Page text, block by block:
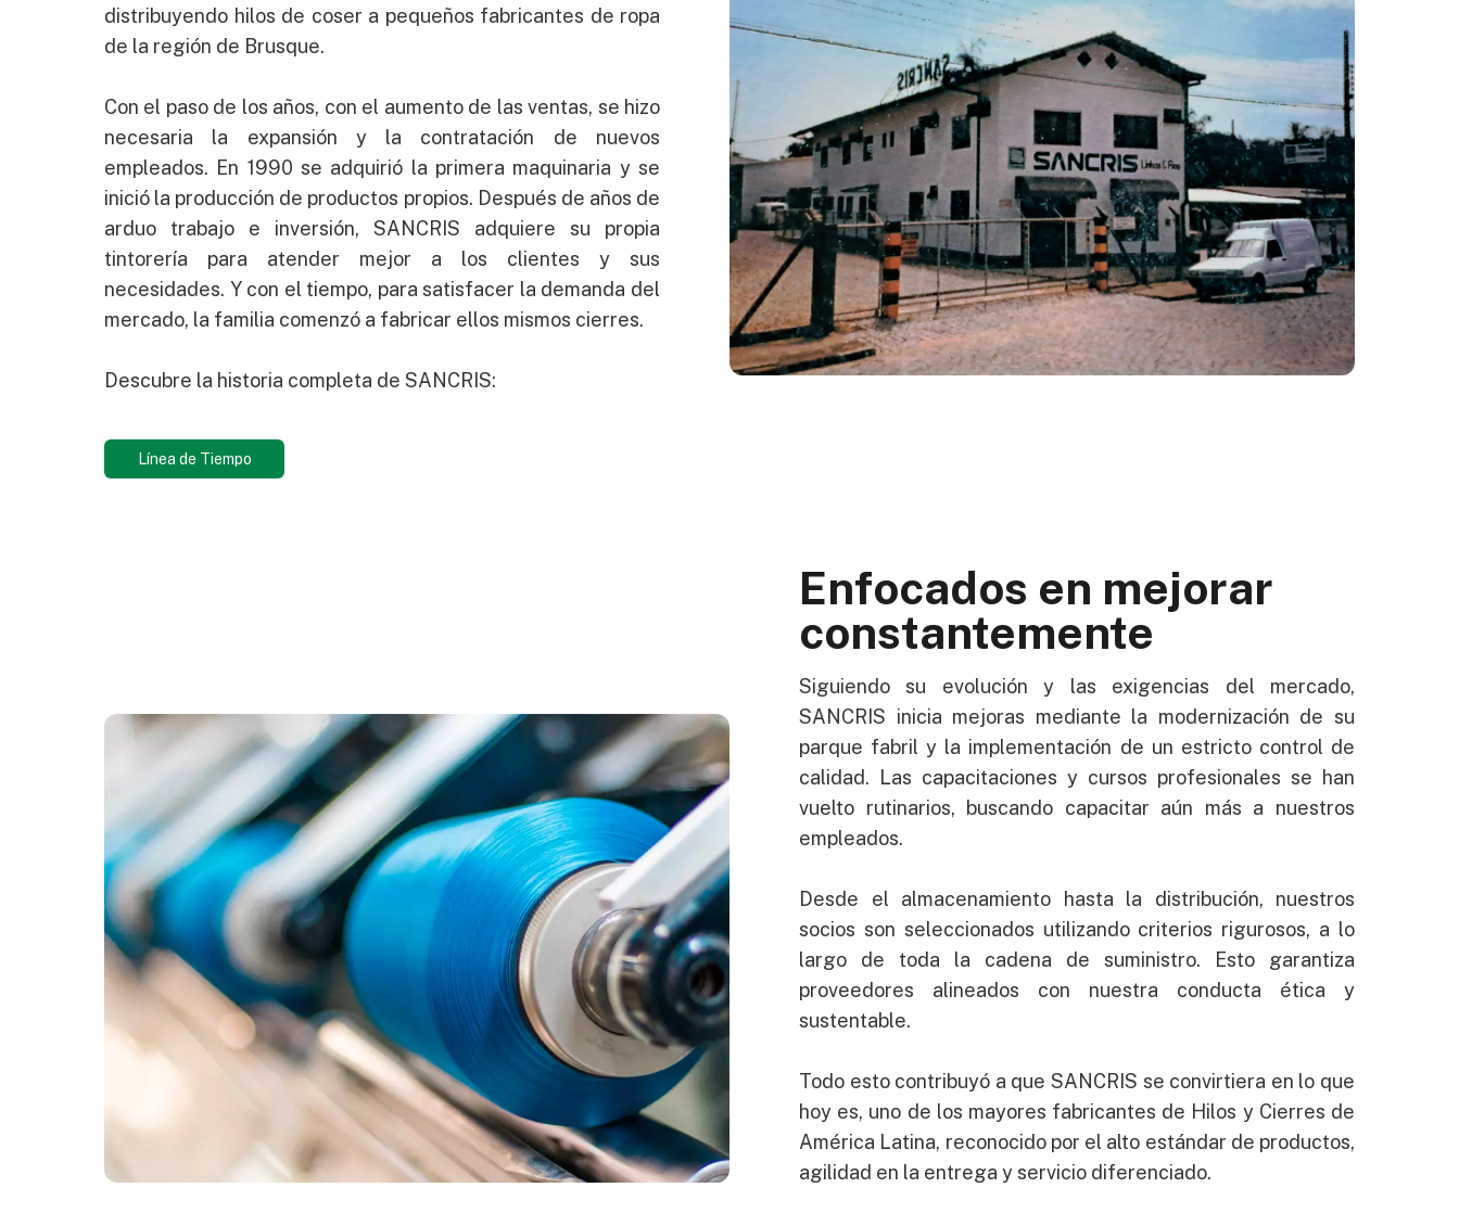
distribuyendo hilos de coser a pequeños fabricantes de ropa
de la región de Brusque.
Con el paso de los años, con el aumento de las ventas, se hizo
necesaria la expansión y la contratación de nuevos
empleados. En 1990 se adquirió la primera maquinaria y se
inició la producción de productos propios. Después de años de
arduo trabajo e inversión, SANCRIS adquiere su propia
tintorería para atender mejor a los clientes y sus
necesidades. Y con el tiempo, para satisfacer la demanda del
mercado, la familia comenzó a fabricar ellos mismos cierres.
Descubre la historia completa de SANCRIS:
Línea de Tiempo
Enfocados en mejorar
constantemente
Siguiendo su evolución y las exigencias del mercado,
SANCRIS inicia mejoras mediante la modernización de su
parque fabril y la implementación de un estricto control de
calidad. Las capacitaciones y cursos profesionales se han
vuelto rutinarios, buscando capacitar aún más a nuestros
empleados.
Desde el almacenamiento hasta la distribución, nuestros
socios son seleccionados utilizando criterios rigurosos, a lo
largo de toda la cadena de suministro. Esto garantiza
proveedores alineados con nuestra conducta ética y
sustentable.
Todo esto contribuyó a que SANCRIS se convirtiera en lo que
hoy es, uno de los mayores fabricantes de Hilos y Cierres de
América Latina, reconocido por el alto estándar de productos,
agilidad en la entrega y servicio diferenciado.